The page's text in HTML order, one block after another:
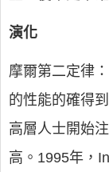
演化
摩爾第二定律：
的性能的確得
高層人士開始
高。1995年，